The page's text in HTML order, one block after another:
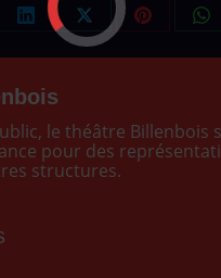
Partager
sur
LinkedIn
Partager
sur
Partager
sur
le théâtre Billenbois
pour des
structures.